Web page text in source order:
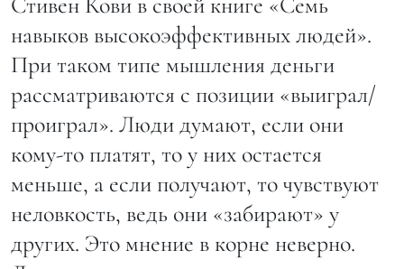
навыков высокоэффективных людей».
При таком типе мышления деньги
рассматриваются с позиции «выиграл/
проиграл». Люди думают, если они
кому-то платят, то у них остается
меньше, а если получают, то чувствуют
неловкость, ведь они «забирают» у
других. Это мнение в корне неверно.